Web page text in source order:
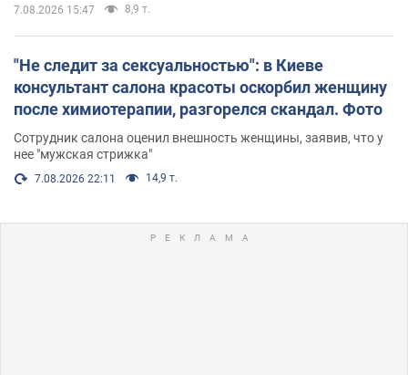
7.08.2026 15:47 8,9 т.
"Не следит за сексуальностью": в Киеве
консультант салона красоты оскорбил женщину
после химиотерапии, разгорелся скандал. Фото
Сотрудник салона оценил внешность женщины, заявив, что у
нее "мужская стрижка"
7.08.2026 22:11 14,9 т.